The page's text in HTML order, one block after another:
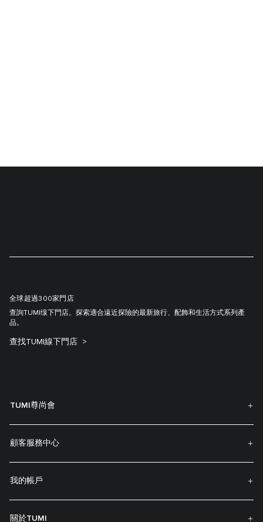
全球超過300家門店
查詢TUMI缐下門店。探索適合遠近探險的最新旅行、配飾和生活方式系列產
品。
查找TUMI線下門店
TUMI尊尚會
顧客服務中心
我的帳戶
關於TUMI